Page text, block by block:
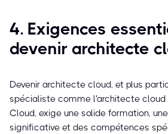
4. Exigences
devenir architecte
Devenir architecte cloud, et plus
spécialiste comme l'architecte cloud
Cloud, exige une solide formation,
significative et des compétences